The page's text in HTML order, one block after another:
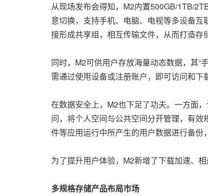
从现场发布会得知，M2内置500GB/1TB/
意切换，支持手机、电脑、电视等多设备
接形成共享组，相互传输文件，从而打造存
同时，M2可供用户存放海量动态数据，其“
需通过使用设备或注册账户，即可访问和下
在数据安全上，M2也下足了功夫。一方面
问，将个人空间与公共空间分开管理，有
件等应用运行中所产生的用户数据进行备份
为了提升用户体验，M2新增了下载加速、
多规格存储产品布局市场